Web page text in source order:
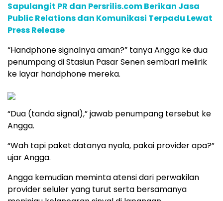
Sapulangit PR dan Persrilis.com Berikan Jasa
Public Relations dan Komunikasi Terpadu Lewat
Press Release
“Handphone signalnya aman?” tanya Angga ke dua
penumpang di Stasiun Pasar Senen sembari melirik
ke layar handphone mereka.
“Dua (tanda signal),” jawab penumpang tersebut ke
Angga.
“Wah tapi paket datanya nyala, pakai provider apa?”
ujar Angga.
Angga kemudian meminta atensi dari perwakilan
provider seluler yang turut serta bersamanya